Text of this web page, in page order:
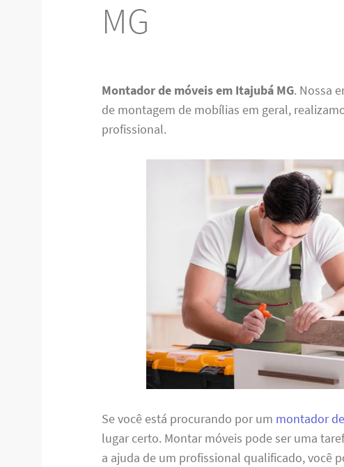
MG
Montador de móveis em Itajubá MG. Nossa
de montagem de mobílias em geral,
profissional.
Se você está procurando por um montador
lugar certo. Montar móveis pode ser uma
a ajuda de um profissional qualificado, você